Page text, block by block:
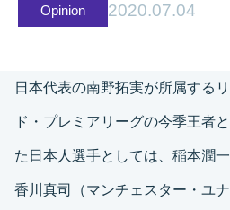
Opinion 2020.07.04
日本代表の南野拓実が所属する
ド・プレミアリーグの今季王者
た日本人選手としては、稲本潤
香川真司（マンチェスター・ユ